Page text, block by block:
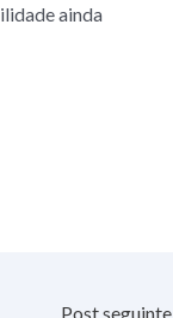
ainda
Post seguinte